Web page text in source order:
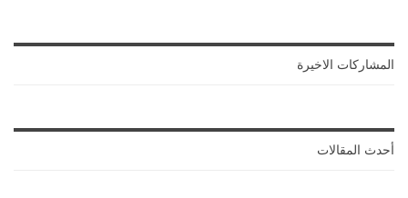
المشاركات الاخيرة
أحدث المقالات